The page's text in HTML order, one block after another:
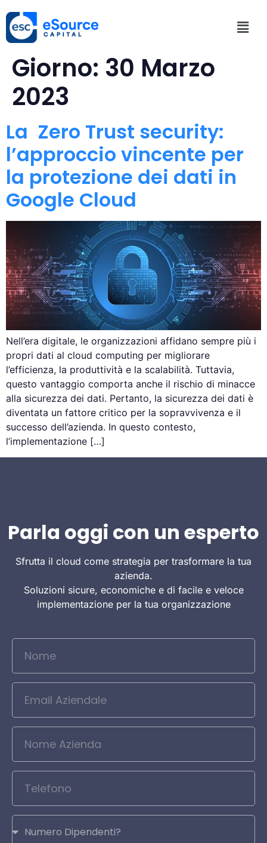
Giorno: 30 Marzo
2023
La Zero Trust security:
l’approccio vincente per
la protezione dei dati in
Google Cloud
Nell’era digitale, le organizzazioni affidano sempre più i
propri dati al cloud computing per migliorare
l’efficienza, la produttività e la scalabilità. Tuttavia,
questo vantaggio comporta anche il rischio di minacce
alla sicurezza dei dati. Pertanto, la sicurezza dei dati è
diventata un fattore critico per la sopravvivenza e il
successo dell’azienda. In questo contesto,
l’implementazione […]
Parla oggi con un esperto
Sfrutta il cloud come strategia per trasformare la tua
azienda.
Soluzioni sicure, economiche e di facile e veloce
implementazione per la tua organizzazione